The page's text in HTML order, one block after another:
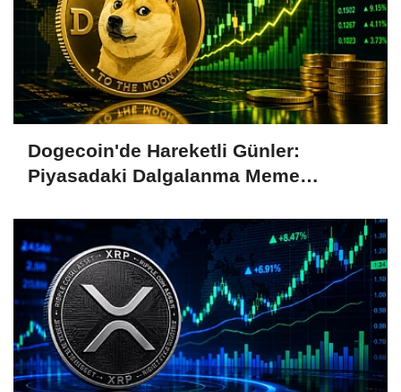
Dogecoin'de Hareketli Günler:
Piyasadaki Dalgalanma Meme